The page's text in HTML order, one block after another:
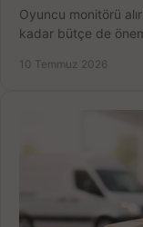
Oyuncu monitörü
kadar bütçe de
10 Temmuz 2026